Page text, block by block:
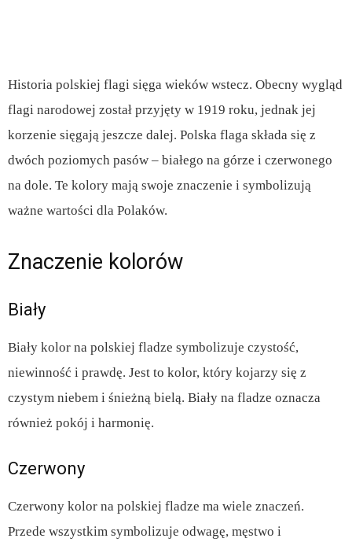
Historia polskiej flagi sięga wieków wstecz. Obecny wygląd
flagi narodowej został przyjęty w 1919 roku, jednak jej
korzenie sięgają jeszcze dalej. Polska flaga składa się z
dwóch poziomych pasów – białego na górze i czerwonego
na dole. Te kolory mają swoje znaczenie i symbolizują
ważne wartości dla Polaków.
Znaczenie kolorów
Biały
Biały kolor na polskiej fladze symbolizuje czystość,
niewinność i prawdę. Jest to kolor, który kojarzy się z
czystym niebem i śnieżną bielą. Biały na fladze oznacza
również pokój i harmonię.
Czerwony
Czerwony kolor na polskiej fladze ma wiele znaczeń.
Przede wszystkim symbolizuje odwagę, męstwo i